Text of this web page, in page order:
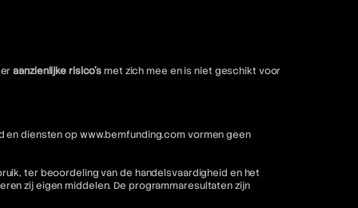
aanzienlijke risico'smet zich mee en is niet geschikt voor
en diensten op www.bemfunding.com vormen geen
ter beoordeling van de handelsvaardigheid en het
zij eigen middelen. De programmaresultaten zijn